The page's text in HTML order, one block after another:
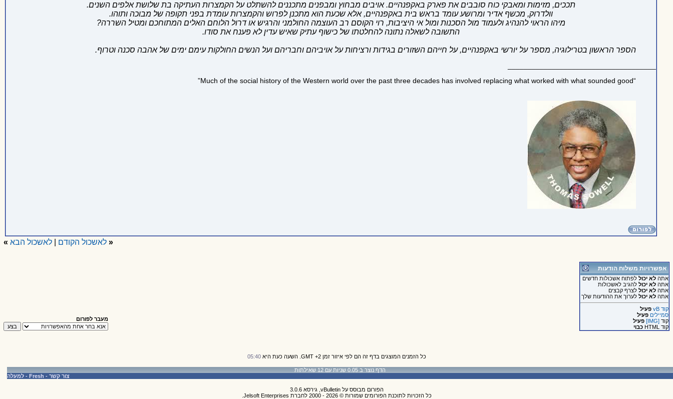
תככים, מזימות ומאבקי כוח סובבים את פארק באקפנהיים. אויבים מבחוץ ומבפנים מתכננים להשתלט על הקמצרות העתיקה בת שלושת אלפים השנים.
וולדרוק, מכשף אדיר ומרושע עומד בראש בית באקפנהיים, אלא שכעת הוא מתכנן לפרוש והקמצרות עומדת בפני תקופה של מבוכה ותוהו.
מיהו הראוי להנהיג ולעמוד מול הסכנות ומול אי היציבות, רוי הקוסם רב העוצמה החולמני והרגיש או דרול הלוחם האלים המתוחכם ומטיל השררה?
התשובה לשאלה נתונה להחלטתו של כישוף עתיק שאיש עדין לא פענח את סודו.
הספר הראשון בטרילוגיה, מספר על יורשי באקפנהיים, על חייהם השזורים בגידות ורציחות על אויביהם וחבריהם ועל הנשים החולקות עימם ימים של אהבה סכנה וטרוף.
“Much of the social history of the Western world over the past three decades has involved replacing what worked with what sounded good”
« לאשכול הקודם |לאשכול הבא »
אפשרויות משלוח הודעות
אתה לא יכוללפתוח אשכולות חדשים
אתה לא יכוללהגיב לאשכולות
אתה לא יכוללצרף קבצים
אתה לא יכוללערוך את ההודעות שלך
קוד vB
פעיל
סמיילים פעיל
קוד [IMG]
פעיל
קוד HTML
כבוי
מעבר לפורום
כל הזמנים המוצגים בדף זה הם לפי איזור זמן GMT +2. השעה כעת היא 05:40
הדף נוצר ב 0.05 שניות עם 12 שאילתות
צור קשר -
Fresh
- למעלה
הפורום מבוסס על vBulletin, גירסא 3.0.6
כל הזכויות לתוכנת הפורומים שמורות © 2026 - 2000 לחברת Jelsoft Enterprises.